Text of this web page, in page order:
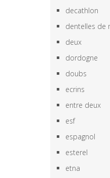
decathlon
dentelles de
deux
dordogne
doubs
ecrins
entre deux
esf
espagnol
esterel
etna